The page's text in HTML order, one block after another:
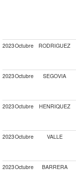
2023Octubre RODRIGUEZ
2023Octubre SEGOVIA
2023Octubre HENRIQUEZ
2023Octubre VALLE
2023Octubre BARRERA